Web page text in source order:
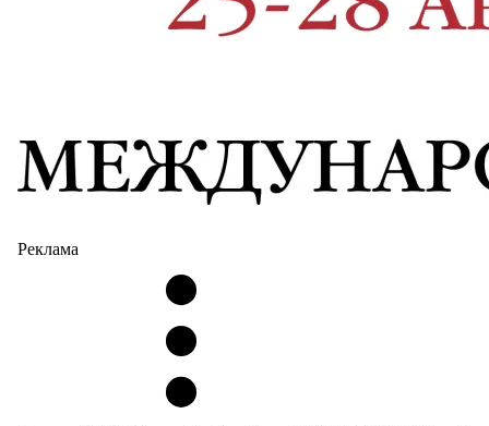
Реклама